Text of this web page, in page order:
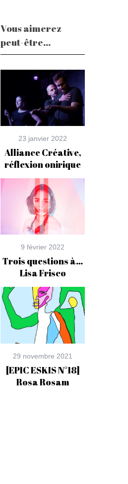
Vous aimerez
peut-être...
23 janvier 2022
Alliance Créative,
réflexion onirique
9 février 2022
Trois questions à…
Lisa Frisco
29 novembre 2021
[EPIC ESKIS N°18]
Rosa Rosam